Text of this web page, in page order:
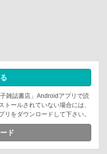
雑誌書店」Androidアプリで読
ールされていない場合には、
をダウンロードして下さい。
ド